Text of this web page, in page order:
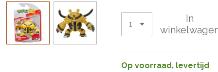
In
Op voorraad, levertijd